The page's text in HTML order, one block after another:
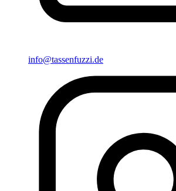
info@tassenfuzzi.de